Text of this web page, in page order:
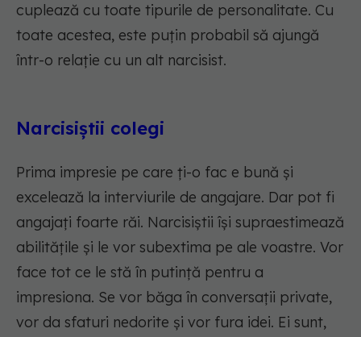
cuplează cu toate tipurile de personalitate. Cu
toate acestea, este puțin probabil să ajungă
într-o relație cu un alt narcisist.
Narcisiștii colegi
Prima impresie pe care ți-o fac e bună și
excelează la interviurile de angajare. Dar pot fi
angajați foarte răi. Narcisiștii își supraestimează
abilitățile și le vor subextima pe ale voastre. Vor
face tot ce le stă în putință pentru a
impresiona. Se vor băga în conversații private,
vor da sfaturi nedorite și vor fura idei. Ei sunt,